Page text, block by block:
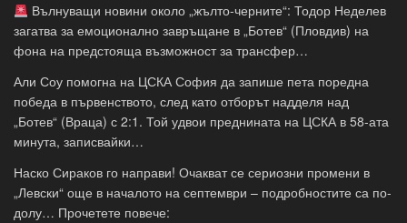
Вълнуващи новини около „жълто-черните“: Тодор Неделев
загатва за емоционално завръщане в „Ботев“ (Пловдив) на
фона на предстояща възможност за трансфер…
Али Соу помогна на ЦСКА София да запише пета поредна
победа в първенството, след като отборът надделя над
„Ботев“ (Враца) с 2:1. Той удвои преднината на ЦСКА в 58-ата
минута, записвайки…
Наско Сираков го направи! Очакват се сериозни промени в
„Левски“ още в началото на септември – подробностите са по-
долу… Прочетете повече: